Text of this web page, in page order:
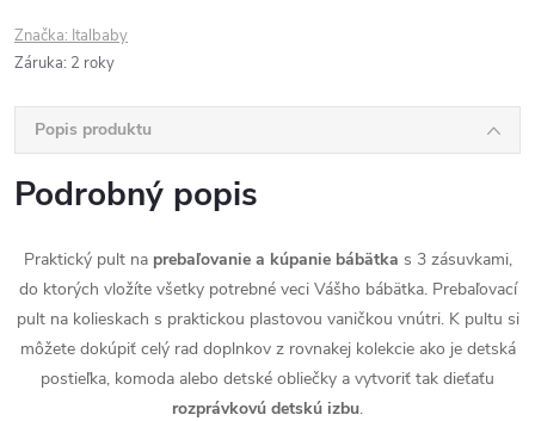
Značka: Italbaby
Záruka: 2 roky
Popis produktu
Podrobný popis
Praktický pult na prebaľovanie a kúpanie bábätka s 3 zásuvkami,
do ktorých vložíte všetky potrebné veci Vášho bábätka. Prebaľovací
pult na kolieskach s praktickou plastovou vaničkou vnútri. K pultu si
môžete dokúpiť celý rad doplnkov z rovnakej kolekcie ako je detská
postieľka, komoda alebo detské obliečky a vytvoriť tak dieťaťu
rozprávkovú detskú izbu.